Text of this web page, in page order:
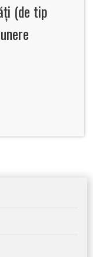
(de tip